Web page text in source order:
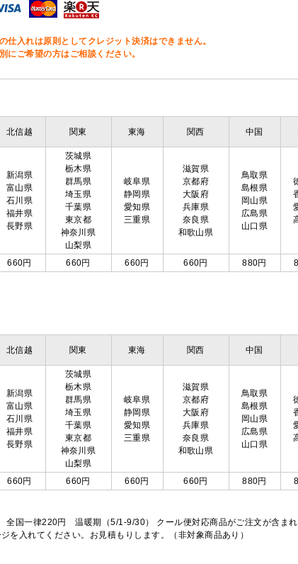
仕入れは原則としてクレジット決済はできません。
にご希望の方はご相談ください。
北信越 関東 東海 関西 中国
新潟県
富山県
石川県
福井県
長野県
茨城県
栃木県
群馬県
埼玉県
千葉県
東京都
神奈川県
山梨県
岐阜県
静岡県
愛知県
三重県
滋賀県
京都府
大阪府
兵庫県
奈良県
和歌山県
鳥取県
島根県
岡山県
広島県
山口県
660円 660円 660円 660円 880円
北信越 関東 東海 関西 中国
新潟県
富山県
石川県
福井県
長野県
茨城県
栃木県
群馬県
埼玉県
千葉県
東京都
神奈川県
山梨県
岐阜県
静岡県
愛知県
三重県
滋賀県
京都府
大阪府
兵庫県
奈良県
和歌山県
鳥取県
島根県
岡山県
広島県
山口県
660円 660円 660円 660円 880円
国一律220円 温暖期（5/1-9/30） クール便対応商品がご注文が含ま
入れてください。お見積もりします。（非対象商品あり）